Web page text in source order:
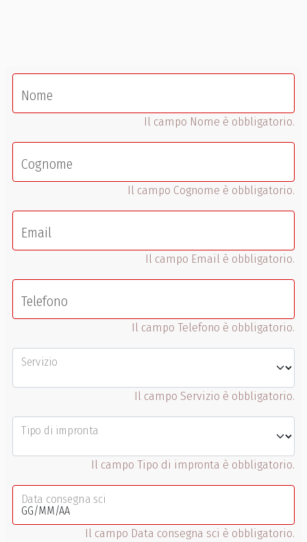
Nome
Il campo Nome è obbligatorio.
Cognome
Il campo Cognome è obbligatorio.
Email
Il campo Email è obbligatorio.
Telefono
Il campo Telefono è obbligatorio.
Servizio
Il campo Servizio è obbligatorio.
Tipo di impronta
Il campo Tipo di impronta è obbligatorio.
Data consegna sci
Il campo Data consegna sci è obbligatorio.